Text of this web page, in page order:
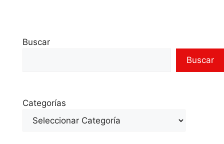
Buscar
Buscar
Categorías